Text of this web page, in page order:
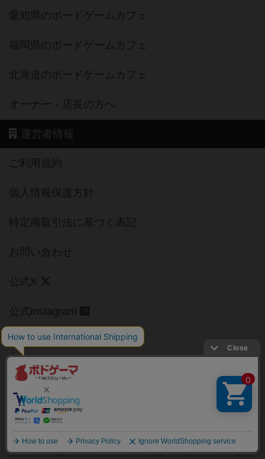
愛知県のボードゲームカフェ
福岡県のボードゲームカフェ
北海道のボードゲームカフェ
オーナー・店長の方へ
運営者情報
ご利用規約
個人情報保護方針
特定商取引法に基づく表記
お問い合わせ
公式X
公式instagram
公式Facebook
公式YouTubeチャンネル
【ボドゲーマ】ボードゲームの総合情報サイト